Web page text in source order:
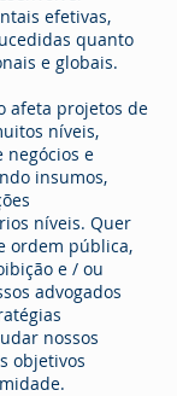
efetivas,
quanto
e globais.
afeta projetos de
níveis,
negócios e
insumos,
níveis. Quer
ordem pública,
e / ou
advogados
nossos
objetivos